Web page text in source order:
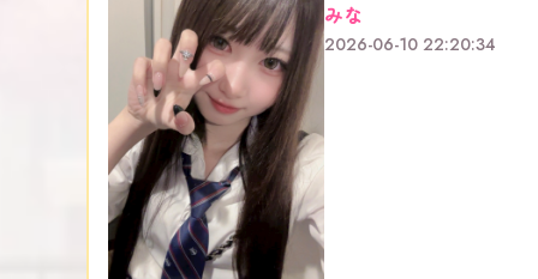
みな
2026-06-10 22:20:34